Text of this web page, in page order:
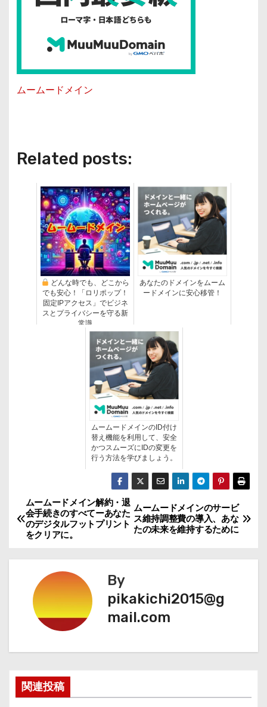
ムームードメイン
Related posts:
どんな時でも、どこから
でも安心！「ロリポップ！
固定IPアクセス」でビジネ
スとプライバシーを守る新
常識
あなたのドメインをムーム
ードメインに安心移管！
ムームードメインのID付け
替え機能を利用して、安全
かつスムーズにIDの変更を
行う方法を学びましょう。
投
稿
ナ
ビ
ゲ
ョ
ムームードメインのサービ
ス維持調整費の導入、あな
たの未来を維持するために
ムームードメイン解約・退
会手続きのすべてーあなた
のデジタルフットプリント
をクリアに。
By
pikakichi2015@g
mail.com
関連投稿